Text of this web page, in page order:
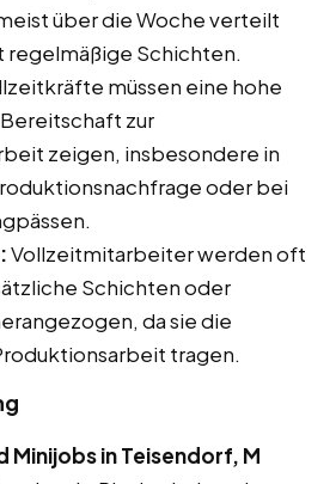
über die Woche verteilt
regelmäßige Schichten.
müssen eine hohe
zur
zeigen, insbesondere in
oder bei
Vollzeitmitarbeiter werden oft
Schichten oder
da sie die
tragen.
Minijobs in Teisendorf, M